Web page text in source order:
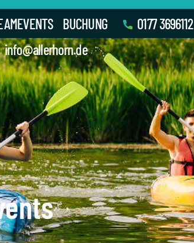
BUCHUNG
0177 3696112
info@allerhorn.de